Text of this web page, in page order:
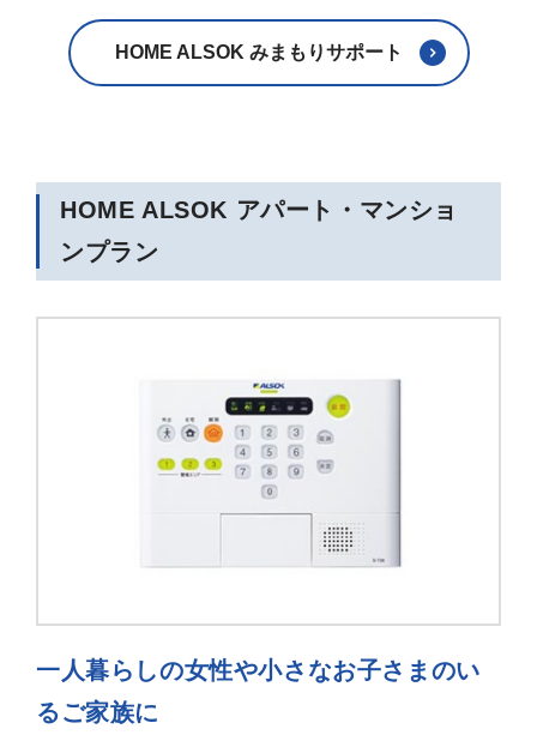
HOME ALSOK みまもりサポート
HOME ALSOK アパート・マンショ
ンプラン
一人暮らしの女性や小さなお子さまのい
るご家族に